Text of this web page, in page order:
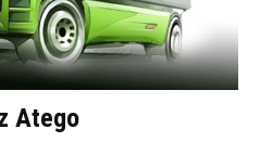
Atego